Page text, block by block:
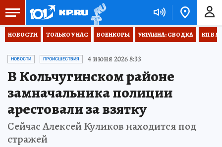
НОВОСТИ ТОЛЬКО У НАС ВОЕНКОРЫ УКРАИНА: СВОДКА КП В
НОВОСТИ ПРОИСШЕСТВИЯ 4 июня 2026 8:33
В Кольчугинском районе
замначальника полиции
арестовали за взятку
Сейчас Алексей Куликов находится под
стражей